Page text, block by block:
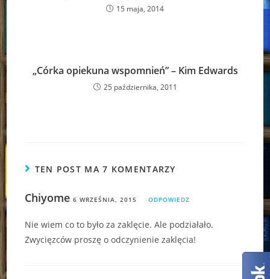
15 maja, 2014
„Córka opiekuna wspomnień” – Kim Edwards
25 października, 2011
TEN POST MA 7 KOMENTARZY
Chiyome 6 WRZEŚNIA, 2015 ODPOWIEDZ
Nie wiem co to było za zaklęcie. Ale podziałało.
Zwycięzców proszę o odczynienie zaklęcia!